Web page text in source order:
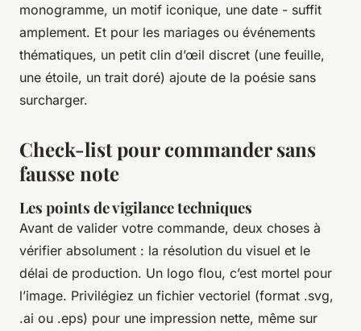
monogramme, un motif iconique, une date - suffit
amplement. Et pour les mariages ou événements
thématiques, un petit clin d’œil discret (une feuille,
une étoile, un trait doré) ajoute de la poésie sans
surcharger.
Check-list pour commander sans
fausse note
Les points de vigilance techniques
Avant de valider votre commande, deux choses à
vérifier absolument : la résolution du visuel et le
délai de production. Un logo flou, c’est mortel pour
l’image. Privilégiez un fichier vectoriel (format .svg,
.ai ou .eps) pour une impression nette, même sur